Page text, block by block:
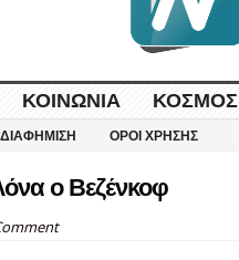
ΚΟΙΝΩΝΊΑ ΚΌΣΜΟΣ
ΔΙΑΦΉΜΙΣΗ ΌΡΟΙ ΧΡΉΣΗΣ
ο Βεζένκοφ